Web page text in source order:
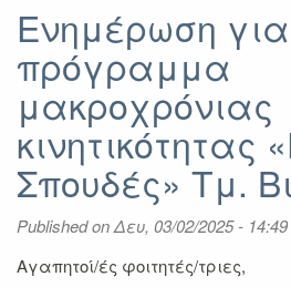
ΑΙΤΗΣΕΩΝ
ΓΙΑ
ΤΗΝ
ERASMUS+
ΣΠΟΥΔΕΣ
2025-
2026
Ενημέρωση
πρόγραμμα
μακροχρόνιας
κινητικότητας
Σπουδές» Τμ.
Published onΔευ, 03/02/2025 - 14:49
Αγαπητοί/ές φοιτητές/τριες,